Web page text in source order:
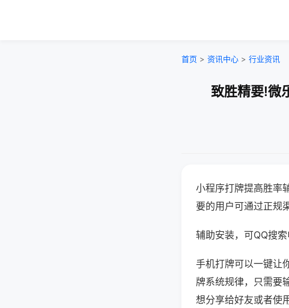
首页 > 资讯中心 > 行业资讯
致胜精要!微
小程序打牌提高胜率
要的用户可通过正规
辅助安装，可QQ搜
手机打牌可以一键让
牌系统规律，只需要
想分享给好友或者使